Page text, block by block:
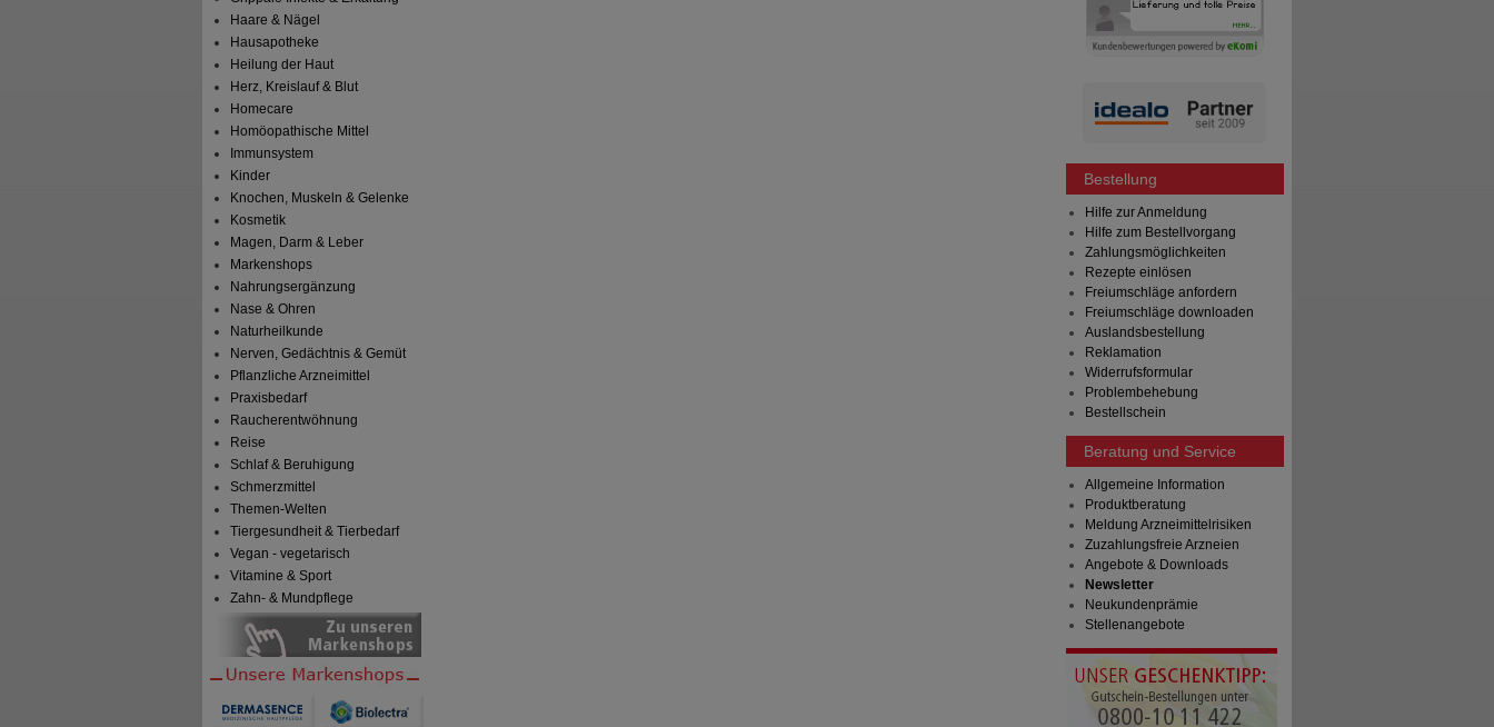
Haare & Nägel
Hausapotheke
Heilung der Haut
Herz, Kreislauf & Blut
Homecare
Homöopathische Mittel
Immunsystem
Kinder
Knochen, Muskeln & Gelenke
Kosmetik
Magen, Darm & Leber
Markenshops
Nahrungsergänzung
Nase & Ohren
Naturheilkunde
Nerven, Gedächtnis & Gemüt
Pflanzliche Arzneimittel
Praxisbedarf
Raucherentwöhnung
Reise
Schlaf & Beruhigung
Schmerzmittel
Themen-Welten
Tiergesundheit & Tierbedarf
Vegan - vegetarisch
Vitamine & Sport
Zahn- & Mundpflege
Bestellung
Hilfe zur Anmeldung
Hilfe zum Bestellvorgang
Zahlungsmöglichkeiten
Rezepte einlösen
Freiumschläge anfordern
Freiumschläge downloaden
Auslandsbestellung
Reklamation
Widerrufsformular
Problembehebung
Bestellschein
Beratung und Service
Allgemeine Information
Produktberatung
Meldung Arzneimittelrisiken
Zuzahlungsfreie Arzneien
Angebote & Downloads
Newsletter
Neukundenprämie
Stellenangebote